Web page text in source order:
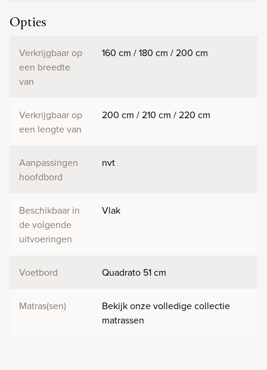
Opties
Verkrijgbaar op
een breedte
van
160 cm / 180 cm / 200 cm
Verkrijgbaar op
een lengte van
200 cm / 210 cm / 220 cm
Aanpassingen
hoofdbord
nvt
Beschikbaar in
de volgende
uitvoeringen
Vlak
Voetbord Quadrato 51 cm
Matras(sen)
Bekijk onze volledige collectie
matrassen